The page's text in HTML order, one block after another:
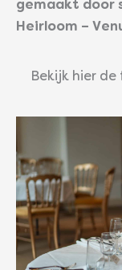
gemaakt door
Heirloom –
Bekijk hier